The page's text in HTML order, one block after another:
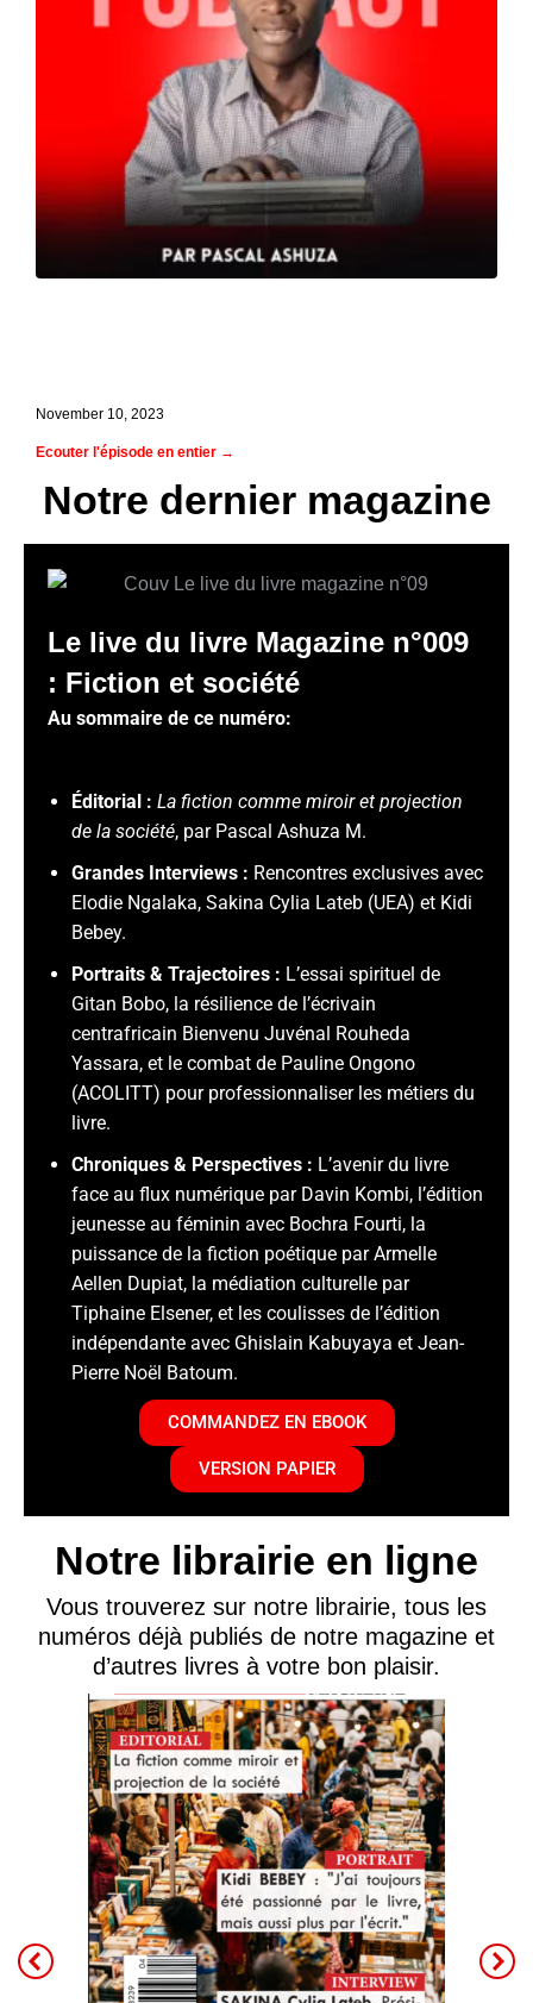
November 10, 2023
Ecouter l'épisode en entier →
Notre dernier magazine
Le live du livre Magazine n°009
: Fiction et société
Au sommaire de ce numéro:
Éditorial : La fiction comme miroir et projection
de la société, par Pascal Ashuza M.
Grandes Interviews : Rencontres exclusives avec
Elodie Ngalaka, Sakina Cylia Lateb (UEA) et Kidi
Bebey.
Portraits & Trajectoires : L’essai spirituel de
Gitan Bobo, la résilience de l’écrivain
centrafricain Bienvenu Juvénal Rouheda
Yassara, et le combat de Pauline Ongono
(ACOLITT) pour professionnaliser les métiers du
livre.
Chroniques & Perspectives : L’avenir du livre
face au flux numérique par Davin Kombi, l’édition
jeunesse au féminin avec Bochra Fourti, la
puissance de la fiction poétique par Armelle
Aellen Dupiat, la médiation culturelle par
Tiphaine Elsener, et les coulisses de l’édition
indépendante avec Ghislain Kabuyaya et Jean-
Pierre Noël Batoum.
COMMANDEZ EN EBOOK
VERSION PAPIER
Notre librairie en ligne
Vous trouverez sur notre librairie, tous les
numéros déjà publiés de notre magazine et
d’autres livres à votre bon plaisir.